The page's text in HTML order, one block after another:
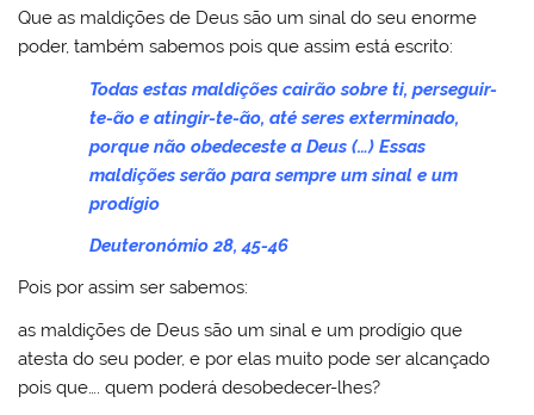
Que as maldições de Deus são um sinal do seu enorme
poder, também sabemos pois que assim está escrito:
Todas estas maldições cairão sobre ti, perseguir-
te-ão e atingir-te-ão, até seres exterminado,
porque não obedeceste a Deus (…) Essas
maldições serão para sempre um sinal e um
prodígio
Deuteronómio 28, 45-46
Pois por assim ser sabemos:
as maldições de Deus são um sinal e um prodígio que
atesta do seu poder, e por elas muito pode ser alcançado
pois que…. quem poderá desobedecer-lhes?